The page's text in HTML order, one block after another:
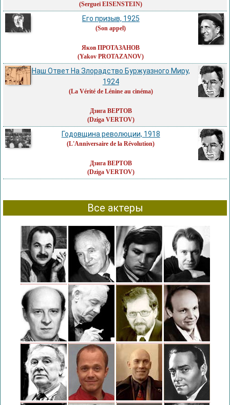
(Sergueï EISENSTEIN)
Его призыв, 1925
(Son appel)
Яков ПРОТАЗАНОВ
(Yakov PROTAZANOV)
Наш Ответ На Злорадство Буржуазного Миру,
1924
(La Vérité de Lénine au cinéma)
Дзига ВЕРТОВ
(Dziga VERTOV)
Годовщина революции, 1918
(L'Anniversaire de la Révolution)
Дзига ВЕРТОВ
(Dziga VERTOV)
Все актеры